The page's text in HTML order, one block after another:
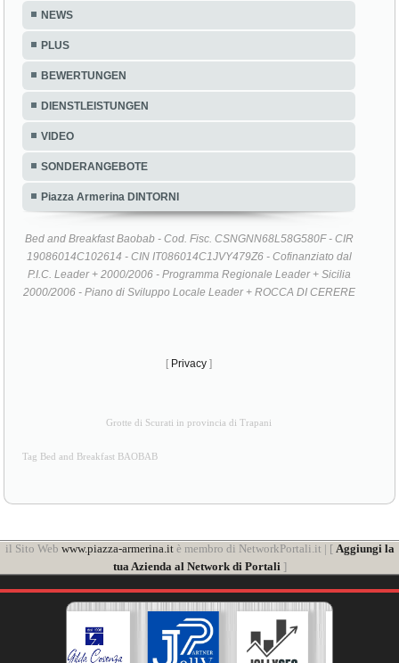
NEWS
PLUS
BEWERTUNGEN
DIENSTLEISTUNGEN
VIDEO
SONDERANGEBOTE
Piazza Armerina DINTORNI
Bed and Breakfast Baobab - Cod. Fisc. CSNGNN68L58G580F - CIR
19086014C102614 - CIN IT086014C1JVY479Z6 - Cofinanziato dal
P.I.C. Leader + 2000/2006 - Programma Regionale Leader + Sicilia
2000/2006 - Piano di Sviluppo Locale Leader + ROCCA DI CERERE
[ Privacy ]
Grotte di Scurati in provincia di Trapani
Tag Bed and Breakfast BAOBAB
il Sito Web www.piazza-armerina.itè membro di NetworkPortali.it | [ Aggiungi la
tua Azienda al Network di Portali ]